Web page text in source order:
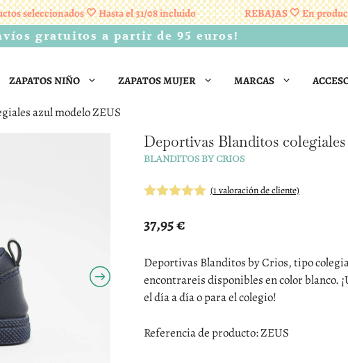
seleccionados 🤍 Hasta el 31/08 incluido REBAJAS 🤍 En
gratuitos a partir de 95 euros!
ZAPATOS NIÑO ZAPATOS MUJER MARCAS
azul modelo ZEUS
Deportivas Blanditos
BLANDITOS BY CRIOS
(1valoración de cliente)
37,95€
Deportivas Blanditos by Crios, tipo
encontrareis disponibles en color blanco.
el día a día o para el colegio!
Referencia de producto: ZEUS